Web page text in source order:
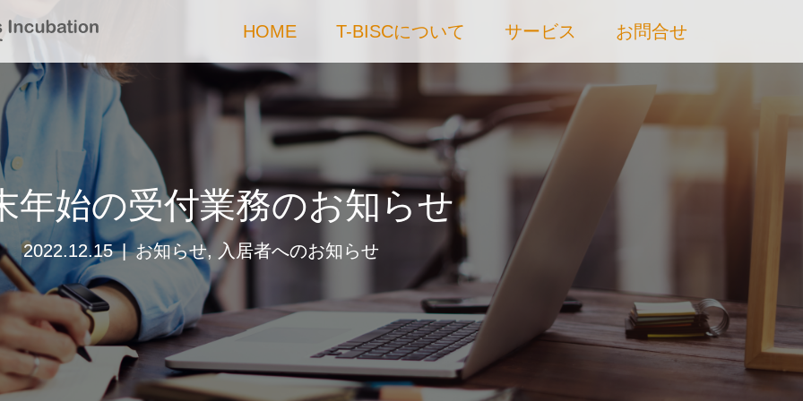
HOME T-BISCについて サービス お問合せ
年始の受付業務のお知らせ
2022.12.15 お知らせ, 入居者へのお知らせ